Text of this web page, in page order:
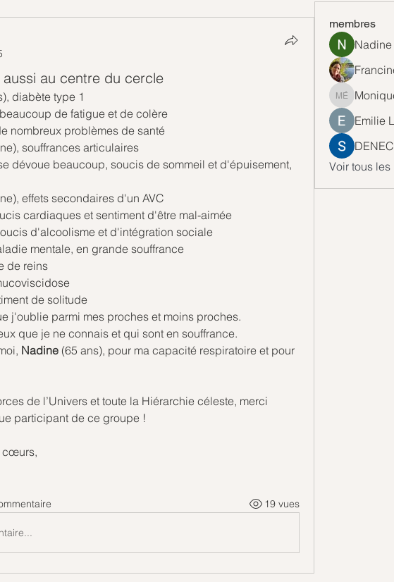
au centre du cercle
diabète type 1
de fatigue et de colère
nombreux problèmes de santé
souffrances articulaires
dévoue beaucoup, soucis de sommeil et d'épuisement,
effets secondaires d'un AVC
cardiaques et sentiment d'être mal-aimée
d'alcoolisme et d'intégration sociale
mentale, en grande souffrance
de reins
de solitude
j'oublie parmi mes proches et moins proches.
que je ne connais et qui sont en souffrance.
Nadine (65 ans), pour ma capacité respiratoire et pour
de l’Univers et toute la Hiérarchie céleste, merci
participant de ce groupe !
cœurs,
19 vues
membres
Nadine
Monique Élie
Emilie L
Voir tous